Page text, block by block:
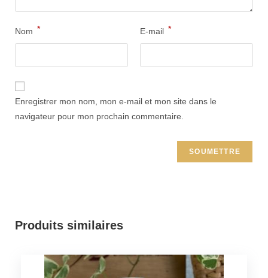
Nom * E-mail *
Enregistrer mon nom, mon e-mail et mon site dans le
navigateur pour mon prochain commentaire.
Produits similaires